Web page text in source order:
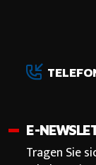
E-
Tragen Sie